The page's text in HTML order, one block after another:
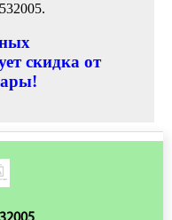
скидка от